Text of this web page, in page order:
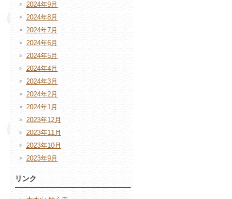
2024年9月
2024年8月
2024年7月
2024年6月
2024年5月
2024年4月
2024年3月
2024年2月
2024年1月
2023年12月
2023年11月
2023年10月
2023年9月
リンク